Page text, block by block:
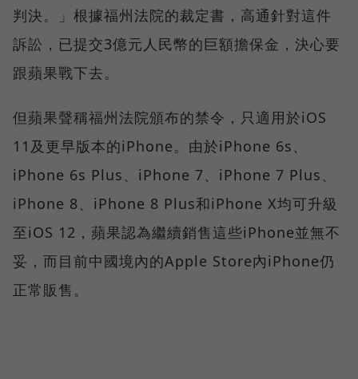
判決。」根據福州法院的裁定書，高通針對這件
訴訟，已提交3億元人民幣的巨額擔保金，決心要
跟蘋果戰下去。
但蘋果聲稱福州法院頒布的禁令，只適用於iOS
11及更早版本的iPhone。由於iPhone 6s、
iPhone 6s Plus、iPhone 7、iPhone 7 Plus、
iPhone 8、iPhone 8 Plus和iPhone X均可升級
至iOS 12，蘋果認為繼續銷售這些iPhone並無不
妥，而目前中國境內的Apple Store內iPhone仍
正常販售。